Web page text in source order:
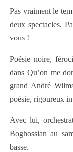
Pas vraiment le
deux spectacles.
vous !
Poésie noire,
dans Qu’on me
grand André
poésie, rigoureux
Avec lui,
Boghossian au
basse.